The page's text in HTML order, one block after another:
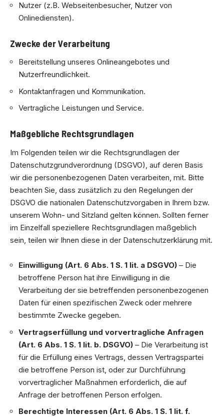
Nutzer (z.B. Webseitenbesucher, Nutzer von
Onlinediensten).
Zwecke der Verarbeitung
Bereitstellung unseres Onlineangebotes und
Nutzerfreundlichkeit.
Kontaktanfragen und Kommunikation.
Vertragliche Leistungen und Service.
Maßgebliche Rechtsgrundlagen
Im Folgenden teilen wir die Rechtsgrundlagen der
Datenschutzgrundverordnung (DSGVO), auf deren Basis
wir die personenbezogenen Daten verarbeiten, mit. Bitte
beachten Sie, dass zusätzlich zu den Regelungen der
DSGVO die nationalen Datenschutzvorgaben in Ihrem bzw.
unserem Wohn- und Sitzland gelten können. Sollten ferner
im Einzelfall speziellere Rechtsgrundlagen maßgeblich
sein, teilen wir Ihnen diese in der Datenschutzerklärung mit.
Einwilligung (Art. 6 Abs. 1 S. 1 lit. a DSGVO) – Die
betroffene Person hat ihre Einwilligung in die
Verarbeitung der sie betreffenden personenbezogenen
Daten für einen spezifischen Zweck oder mehrere
bestimmte Zwecke gegeben.
Vertragserfüllung und vorvertragliche Anfragen
(Art. 6 Abs. 1 S. 1 lit. b. DSGVO) – Die Verarbeitung ist
für die Erfüllung eines Vertrags, dessen Vertragspartei
die betroffene Person ist, oder zur Durchführung
vorvertraglicher Maßnahmen erforderlich, die auf
Anfrage der betroffenen Person erfolgen.
Berechtigte Interessen (Art. 6 Abs. 1 S. 1 lit. f.